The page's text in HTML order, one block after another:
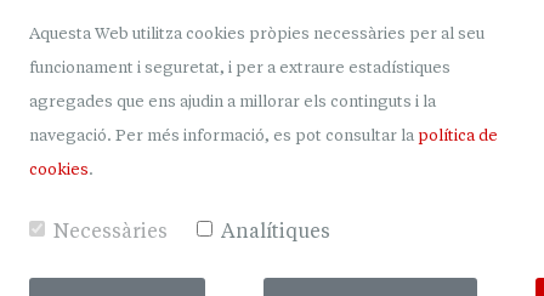
Uneix-t'hi
Donacions
Mapa del lloc
Aquesta Web utilitza cookies pròpies necessàries per al seu
funcionament i seguretat, i per a extraure estadístiques
agregades que ens ajudin a millorar els continguts i la
navegació. Per més informació, es pot consultar la política de
cookies.
Necessàries Analítiques